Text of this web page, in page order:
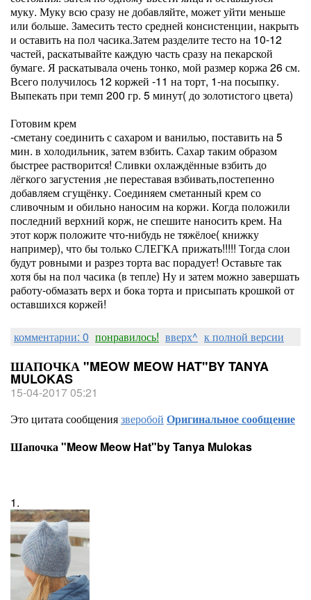
муку. Муку всю сразу не добавляйте, может уйти меньше
или больше. Замесить тесто средней консистенции, накрыть
и оставить на пол часика.Затем разделите тесто на 10-12
частей, раскатывайте каждую часть сразу на пекарской
бумаге. Я раскатывала очень тонко, мой размер коржа 26 см.
Всего получилось 12 коржей -11 на торт, 1-на посыпку.
Выпекать при темп 200 гр. 5 минут( до золотистого цвета)
Готовим крем
-сметану соединить с сахаром и ванилью, поставить на 5
мин. в холодильник, затем взбить. Сахар таким образом
быстрее растворится! Сливки охлаждённые взбить до
лёгкого загустения ,не переставая взбивать,постепенно
добавляем сгущёнку. Соединяем сметанный крем со
сливочным и обильно наносим на коржи. Когда положили
последний верхний корж, не спешите наносить крем. На
этот корж положите что-нибудь не тяжёлое( книжку
например), что бы только СЛЕГКА прижать!!!!! Тогда слои
будут ровными и разрез торта вас порадует! Оставьте так
хотя бы на пол часика (в тепле) Ну и затем можно завершать
работу-обмазать верх и бока торта и присыпать крошкой от
оставшихся коржей!
комментарии: 0 понравилось! вверх^ к полной версии
ШАПОЧКА "MEOW MEOW HAT"BY TANYA
MULOKAS
15-04-2017 05:21
Это цитата сообщениязверобой Оригинальное сообщение
Шапочка "Meow Meow Hat"by Tanya Mulokas
1.